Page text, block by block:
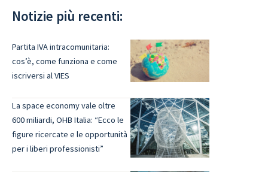
Notizie più recenti:
Partita IVA intracomunitaria:
cos’è, come funziona e come
iscriversi al VIES
La space economy vale oltre
600 miliardi, OHB Italia: “Ecco le
figure ricercate e le opportunità
per i liberi professionisti”